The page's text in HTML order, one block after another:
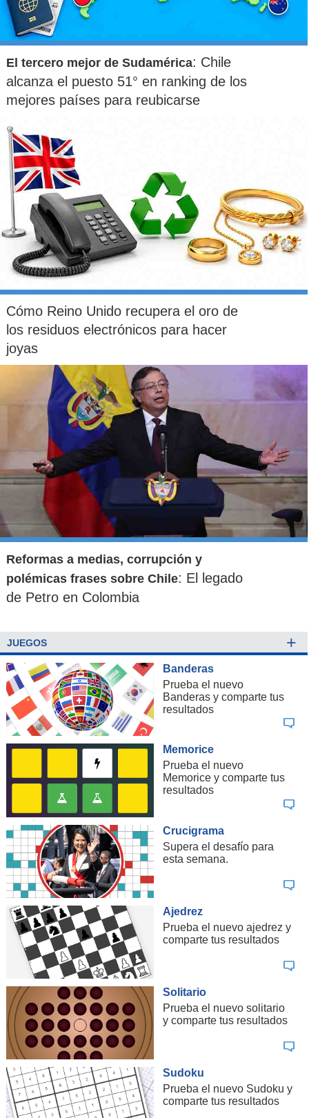
El tercero mejor de Sudamérica: Chile
alcanza el puesto 51° en ranking de los
mejores países para reubicarse
Cómo Reino Unido recupera el oro de
los residuos electrónicos para hacer
joyas
Reformas a medias, corrupción y
polémicas frases sobre Chile: El legado
de Petro en Colombia
JUEGOS +
Banderas
Prueba el nuevo
Banderas y comparte tus
resultados
Memorice
Prueba el nuevo
Memorice y comparte tus
resultados
Crucigrama
Supera el desafío para
esta semana.
Ajedrez
Prueba el nuevo ajedrez y
comparte tus resultados
Solitario
Prueba el nuevo solitario
y comparte tus resultados
Sudoku
Prueba el nuevo Sudoku y
comparte tus resultados